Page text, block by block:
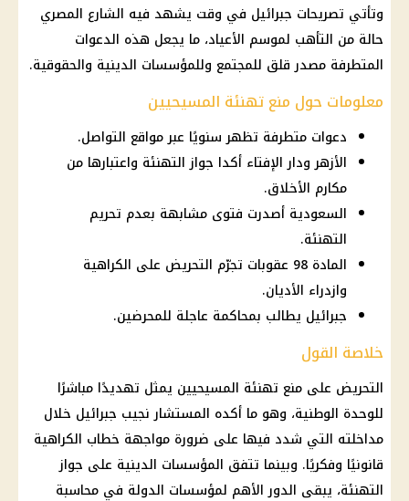
وتأتي تصريحات جبرائيل في وقت يشهد فيه الشارع المصري
حالة من التأهب لموسم الأعياد، ما يجعل هذه الدعوات
المتطرفة مصدر قلق للمجتمع وللمؤسسات الدينية والحقوقية.
معلومات حول منع تهنئة المسيحيين
دعوات متطرفة تظهر سنويًا عبر مواقع التواصل.
الأزهر ودار الإفتاء أكدا جواز التهنئة واعتبارها من
مكارم الأخلاق.
السعودية أصدرت فتوى مشابهة بعدم تحريم
التهنئة.
المادة 98 عقوبات تجرّم التحريض على الكراهية
وازدراء الأديان.
جبرائيل يطالب بمحاكمة عاجلة للمحرضين.
خلاصة القول
التحريض على منع تهنئة المسيحيين يمثل تهديدًا مباشرًا
للوحدة الوطنية، وهو ما أكده المستشارنجيب جبرائيل خلال
مداخلته التي شدد فيها على ضرورة مواجهة خطاب الكراهية
قانونيًا وفكريًا. وبينما تتفق المؤسسات الدينية على جواز
التهنئة، يبقى الدور الأهم لمؤسسات الدولة في محاسبة